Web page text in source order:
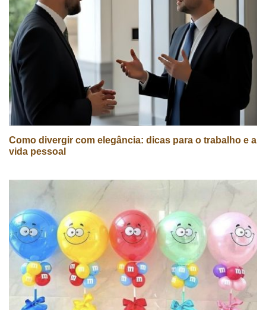
Como divergir com elegância: dicas para o trabalho e a
vida pessoal